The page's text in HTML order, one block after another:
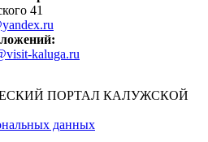
41
kaluga.ru
ПОРТАЛ КАЛУЖСКОЙ
данных